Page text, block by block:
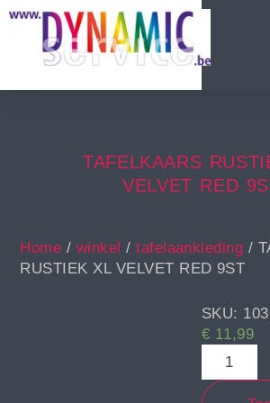
TAFELKAARS
VELVET RED
Home / winkel /tafelaankleding /
RUSTIEK XL VELVET RED 9ST
SKU:
€ 11,99